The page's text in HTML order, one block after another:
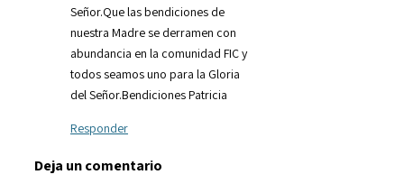
Señor.Que las bendiciones de
nuestra Madre se derramen con
abundancia en la comunidad FIC y
todos seamos uno para la Gloria
del Señor.Bendiciones Patricia
Responder
Deja un comentario